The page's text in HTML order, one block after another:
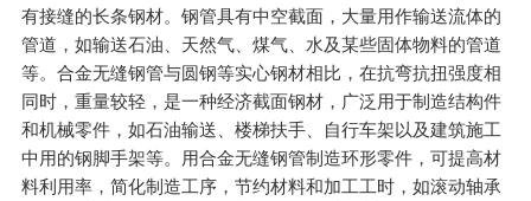
有接缝的长条钢材。钢管具有中空截面，大量用作输送流体的
管道，如输送石油、天然气、煤气、水及某些固体物料的管道
等。合金无缝钢管与圆钢等实心钢材相比，在抗弯抗扭强度相
同时，重量较轻，是一种经济截面钢材，广泛用于制造结构件
和机械零件，如石油输送、楼梯扶手、自行车架以及建筑施工
中用的钢脚手架等。用合金无缝钢管制造环形零件，可提高材
料利用率，简化制造工序，节约材料和加工工时，如滚动轴承